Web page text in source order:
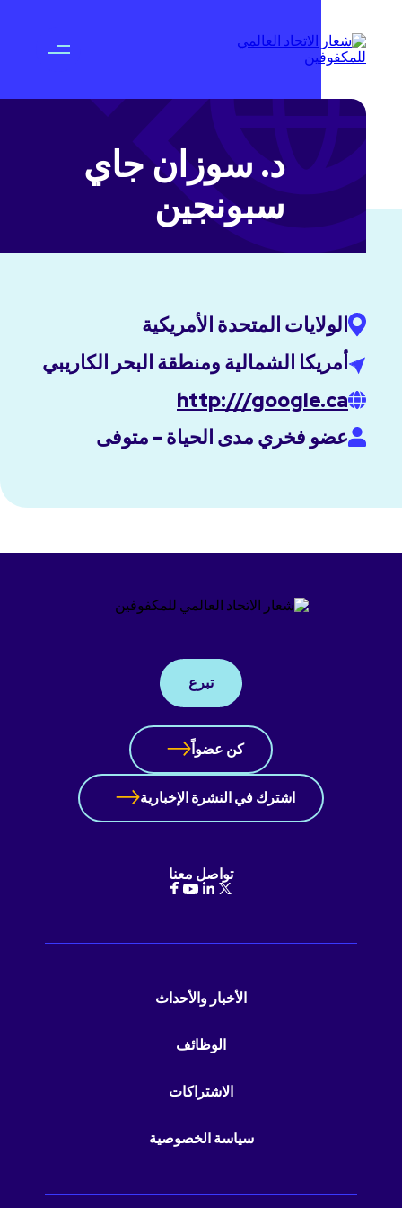
د. سوزان جاي
سبونجين
الولايات المتحدة الأمريكية
أمريكا الشمالية ومنطقة البحر الكاريبي
http:///google.ca
عضو فخري مدى الحياة - متوفى
تبرع
كن عضواً
اشترك في النشرة الإخبارية
تواصل معنا
الأخبار والأحداث
الوظائف
الاشتراكات
سياسة الخصوصية